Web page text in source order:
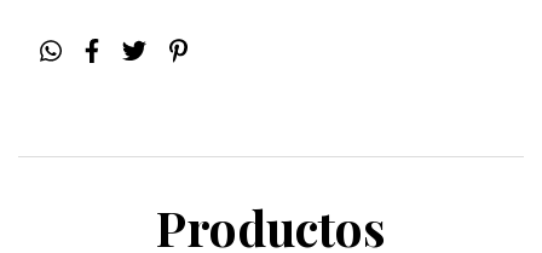
Productos